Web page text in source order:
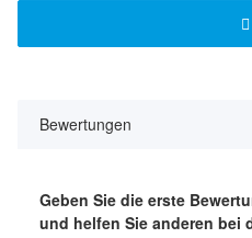
Bewertungen
Geben Sie die erste
und helfen Sie anderen bei